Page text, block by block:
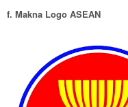
f. Makna Logo ASEAN